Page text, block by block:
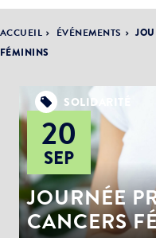
PRATIQUES &
DÉMARCHES
LA VILLE
ACCUEIL ÉVÉNEMENTS
FÉMININS
SOLIDARITÉ
20
SEP
JOURNÉE
CANCERS